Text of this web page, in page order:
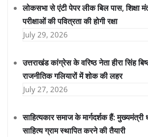
लोकसभा से एंटी पेपर लीक बिल पास, शिक्षा
परीक्षाओं की पवित्रता की होगी रक्षा
July 29, 2026
उत्तराखंड कांग्रेस के वरिष्ठ नेता हीरा सिंह
राजनीतिक गलियारों में शोक की लहर
July 27, 2026
साहित्यकार समाज के मार्गदर्शक हैं: मुख्यमंत्री
साहित्य ग्राम स्थापित करने की तैयारी